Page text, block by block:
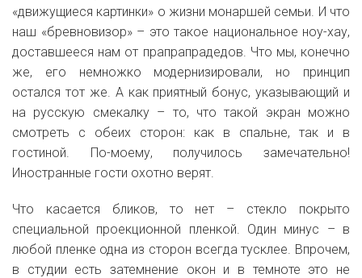
«движущиеся картинки» о жизни монаршей семьи. И что
наш «бревновизор» – это такое национальное ноу-хау,
доставшееся нам от прапрапрадедов. Что мы, конечно
же, его немножко модернизировали, но принцип
остался тот же. А как приятный бонус, указывающий и
на русскую смекалку – то, что такой экран можно
смотреть с обеих сторон: как в спальне, так и в
гостиной. По-моему, получилось замечательно!
Иностранные гости охотно верят.
Что касается бликов, то нет – стекло покрыто
специальной проекционной пленкой. Один минус – в
любой пленке одна из сторон всегда тусклее. Впрочем,
в студии есть затемнение окон и в темноте это не